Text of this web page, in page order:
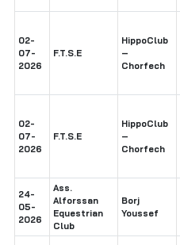
02-
07-
2026
F.T.S.E
HippoClub
–
Chorfech
02-
07-
2026
F.T.S.E
HippoClub
–
Chorfech
24-
05-
2026
Ass.
Alforssan
Equestrian
Club
Borj
Youssef